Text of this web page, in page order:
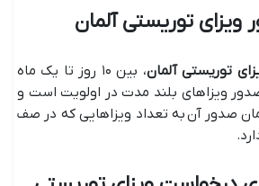
توریستی آلمان
توریستی آلمان
، بین ۱۰ روز تا یک ماه
ویزاهای بلند مدت در اولویت است و
صدور آن به تعداد ویزاهایی که در صف